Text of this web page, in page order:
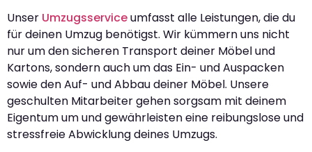
Unser Umzugsserviceumfasst alle Leistungen, die du
für deinen Umzug benötigst. Wir kümmern uns nicht
nur um den sicheren Transport deiner Möbel und
Kartons, sondern auch um das Ein- und Auspacken
sowie den Auf- und Abbau deiner Möbel. Unsere
geschulten Mitarbeiter gehen sorgsam mit deinem
Eigentum um und gewährleisten eine reibungslose und
stressfreie Abwicklung deines Umzugs.